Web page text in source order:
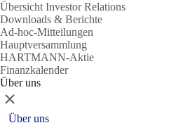
Übersicht Investor Relations
Downloads & Berichte
Ad-hoc-Mitteilungen
Hauptversammlung
HARTMANN-Aktie
Finanzkalender
Über uns
Schließen
Über uns